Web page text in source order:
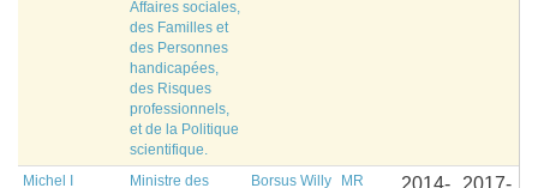
Affaires sociales,
des Familles et
des Personnes
handicapées,
des Risques
professionnels,
et de la Politique
scientifique.
Michel I Ministre des Borsus Willy MR 2014- 2017-